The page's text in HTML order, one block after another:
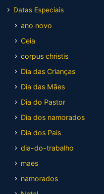
Datas Especiais
ano novo
Ceia
corpus christis
Dia das Crianças
Dia das Mães
Dia do Pastor
Dia dos namorados
Dia dos Pais
dia-do-trabalho
maes
namorados